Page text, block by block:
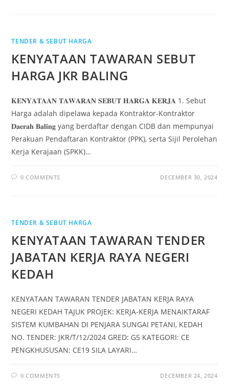
TENDER & SEBUT HARGA
KENYATAAN TAWARAN SEBUT
HARGA JKR BALING
𝐊𝐄𝐍𝐘𝐀𝐓𝐀𝐀𝐍 𝐓𝐀𝐖𝐀𝐑𝐀𝐍 𝐒𝐄𝐁𝐔𝐓 𝐇𝐀𝐑𝐆𝐀 𝐊𝐄𝐑𝐉𝐀 1. Sebut
Harga adalah dipelawa kepada Kontraktor-Kontraktor
𝐃𝐚𝐞𝐫𝐚𝐡 𝐁𝐚𝐥𝐢𝐧𝐠 yang berdaftar dengan CIDB dan mempunyai
Perakuan Pendaftaran Kontraktor (PPK), serta Sijil Perolehan
Kerja Kerajaan (SPKK)…
0 COMMENTS DECEMBER 30, 2024
TENDER & SEBUT HARGA
KENYATAAN TAWARAN TENDER
JABATAN KERJA RAYA NEGERI
KEDAH
KENYATAAN TAWARAN TENDER JABATAN KERJA RAYA
NEGERI KEDAH TAJUK PROJEK: KERJA-KERJA MENAIKTARAF
SISTEM KUMBAHAN DI PENJARA SUNGAI PETANI, KEDAH
NO. TENDER: JKR/T/12/2024 GRED: G5 KATEGORI: CE
PENGKHUSUSAN: CE19 SILA LAYARI…
0 COMMENTS DECEMBER 24, 2024